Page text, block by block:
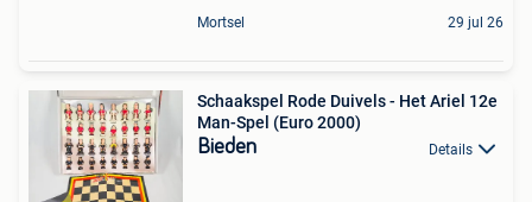
Mortsel 29 jul 26
Schaakspel Rode Duivels - Het Ariel 12e
Man-Spel (Euro 2000)
Bieden Details